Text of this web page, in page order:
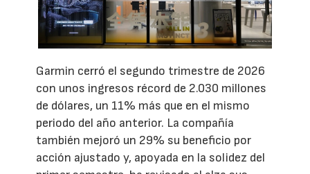
Garmin cerró el segundo trimestre de 2026
con unos ingresos récord de 2.030 millones
de dólares, un 11% más que en el mismo
periodo del año anterior. La compañía
también mejoró un 29% su beneficio por
acción ajustado y, apoyada en la solidez del